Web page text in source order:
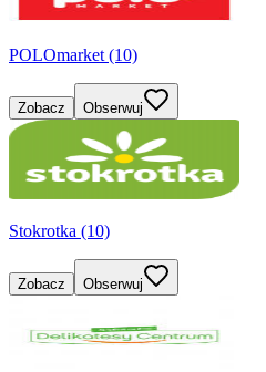
POLOmarket (10)
Zobacz Obserwuj
Stokrotka (10)
Zobacz Obserwuj